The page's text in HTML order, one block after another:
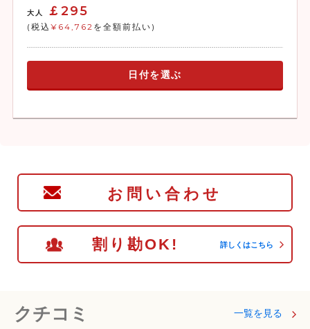
大人 ￡295
(税込 ¥64,762 を全額前払い)
日付を選ぶ
お問い合わせ
割り勘OK! 詳しくはこちら
クチコミ 一覧を見る